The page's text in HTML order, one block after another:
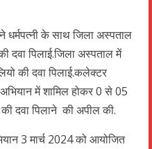
के साथ जिला अस्पताल
दवा पिलाई.जिला अस्पताल में
की दवा पिलाई.कलेक्टर
में शामिल होकर 0 से 05
की दवा पिलाने की अपील की.
3 मार्च 2024 को आयोजित